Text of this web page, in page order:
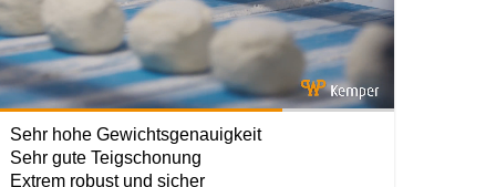
Loaded:
Sehr hohe Gewichtsgenauigkeit
Sehr gute Teigschonung
Extrem robust und sicher